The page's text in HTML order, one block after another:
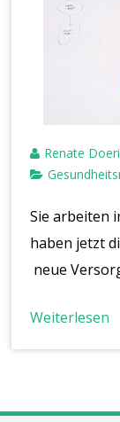
Renate
Sie arbeiten
haben jetzt
neue
Weiterlesen